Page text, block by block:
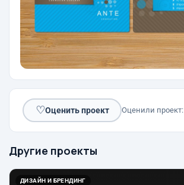
♡Оценить проект Оценили проект:
Другие проекты
ДИЗАЙН И БРЕНДИНГ